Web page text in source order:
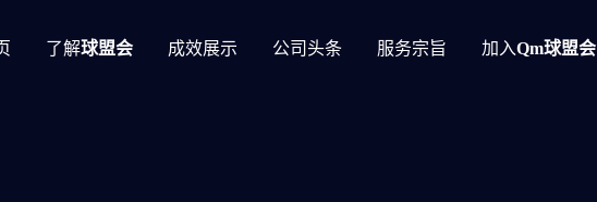
了解球盟会 成效展示 公司头条 服务宗旨 加入Qm球盟会